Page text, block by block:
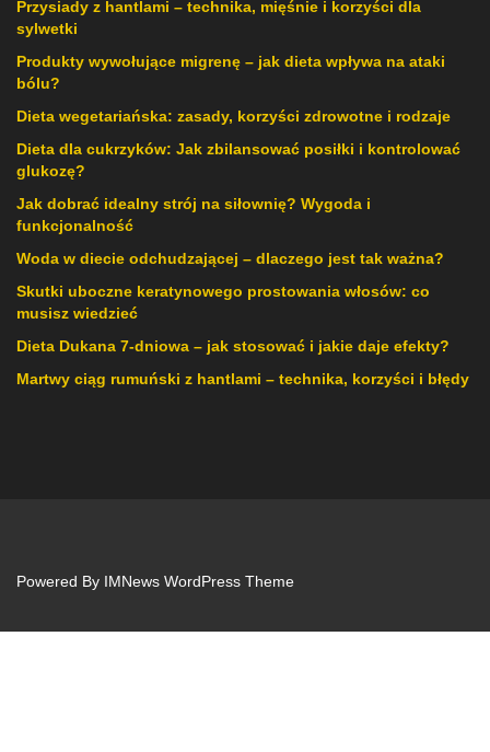
Przysiady z hantlami – technika, mięśnie i korzyści dla
sylwetki
Produkty wywołujące migrenę – jak dieta wpływa na ataki
bólu?
Dieta wegetariańska: zasady, korzyści zdrowotne i rodzaje
Dieta dla cukrzyków: Jak zbilansować posiłki i kontrolować
glukozę?
Jak dobrać idealny strój na siłownię? Wygoda i
funkcjonalność
Woda w diecie odchudzającej – dlaczego jest tak ważna?
Skutki uboczne keratynowego prostowania włosów: co
musisz wiedzieć
Dieta Dukana 7-dniowa – jak stosować i jakie daje efekty?
Martwy ciąg rumuński z hantlami – technika, korzyści i błędy
Powered By IMNews WordPress Theme